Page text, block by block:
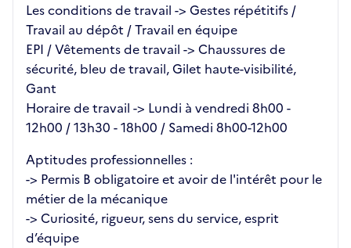
Les conditions de travail -> Gestes répétitifs /
Travail au dépôt / Travail en équipe
EPI / Vêtements de travail -> Chaussures de
sécurité, bleu de travail, Gilet haute-visibilité,
Gant
Horaire de travail -> Lundi à vendredi 8h00 -
12h00 / 13h30 - 18h00 / Samedi 8h00-12h00
Aptitudes professionnelles :
-> Permis B obligatoire et avoir de l'intérêt pour le
métier de la mécanique
-> Curiosité, rigueur, sens du service, esprit
d’équipe